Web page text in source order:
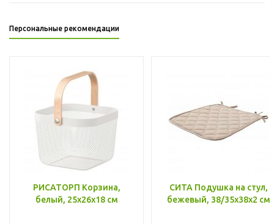
Персональные рекомендации
РИСАТОРП Корзина,
белый, 25x26x18 см
СИТА Подушка на стул,
бежевый, 38/35x38x2 см